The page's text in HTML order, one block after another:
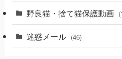
野良猫・捨て猫保護動画
迷惑メール (46)